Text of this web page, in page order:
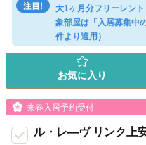
大1ヶ月分フリーレン
象部屋は「入居募集中
件より適用）
お気に入り
来春入居予約受付
ル・レ―ヴ リンク上